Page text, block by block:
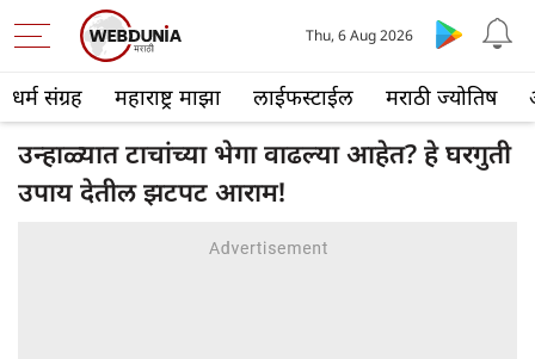
धर्म संग्रह महाराष्ट्र माझा लाईफस्टाईल मराठी ज्योतिष
Thu, 6 Aug 2026
उन्हाळ्यात टाचांच्या भेगा वाढल्या आहेत? हे घरगुती
उपाय देतील झटपट आराम!